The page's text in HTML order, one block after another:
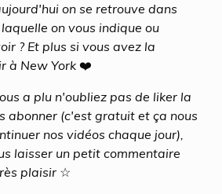
on se retrouve dans
on vous indique ou
? Et plus si vous avez la
à New York ❤️
a plu n'oubliez pas de liker la
abonner (c'est gratuit et ça nous
nos vidéos chaque jour),
laisser un petit commentaire
plaisir ☆